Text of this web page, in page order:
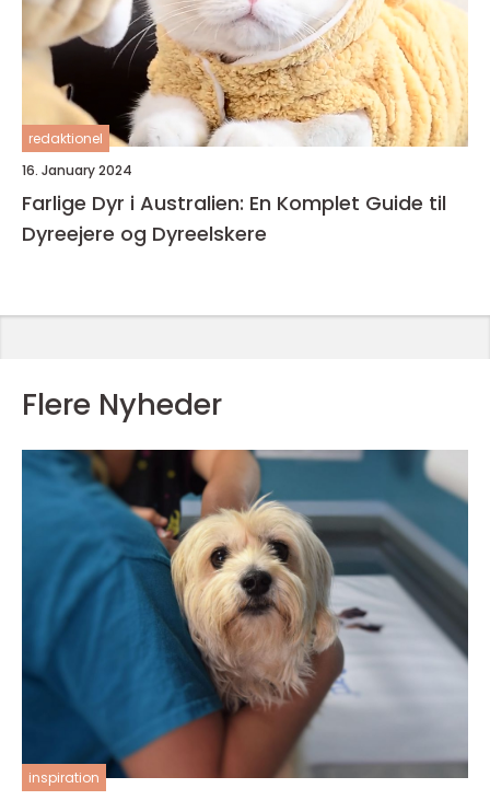
redaktionel
16. January 2024
Farlige Dyr i Australien: En Komplet Guide til
Dyreejere og Dyreelskere
Flere Nyheder
inspiration